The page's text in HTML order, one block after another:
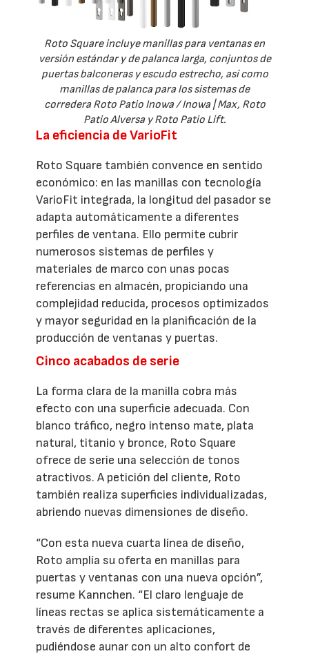
Roto Square incluye manillas para ventanas en
versión estándar y de palanca larga, conjuntos de
puertas balconeras y escudo estrecho, así como
manillas de palanca para los sistemas de
corredera Roto Patio Inowa / Inowa | Max, Roto
Patio Alversa y Roto Patio Lift.
La eficiencia de VarioFit
Roto Square también convence en sentido
económico: en las manillas con tecnología
VarioFit integrada, la longitud del pasador se
adapta automáticamente a diferentes
perfiles de ventana. Ello permite cubrir
numerosos sistemas de perfiles y
materiales de marco con unas pocas
referencias en almacén, propiciando una
complejidad reducida, procesos optimizados
y mayor seguridad en la planificación de la
producción de ventanas y puertas.
Cinco acabados de serie
La forma clara de la manilla cobra más
efecto con una superficie adecuada. Con
blanco tráfico, negro intenso mate, plata
natural, titanio y bronce, Roto Square
ofrece de serie una selección de tonos
atractivos. A petición del cliente, Roto
también realiza superficies individualizadas,
abriendo nuevas dimensiones de diseño.
“Con esta nueva cuarta línea de diseño,
Roto amplía su oferta en manillas para
puertas y ventanas con una nueva opción”,
resume Kannchen. “El claro lenguaje de
líneas rectas se aplica sistemáticamente a
través de diferentes aplicaciones,
pudiéndose aunar con un alto confort de